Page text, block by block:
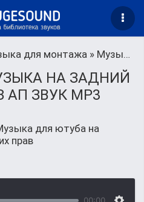
для монтажа » Музыка для ютуба на задний фон без авторских прав
НА ЗАДНИЙ
ЗВУК MP3
для ютуба на
прав